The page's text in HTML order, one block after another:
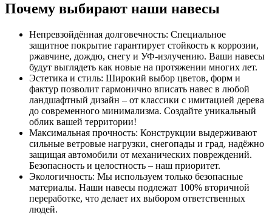
Почему выбирают наши навесы
Непревзойдённая долговечность: Специальное
защитное покрытие гарантирует стойкость к коррозии,
ржавчине, дождю, снегу и УФ-излучению. Ваши навесы
будут выглядеть как новые на протяжении многих лет.
Эстетика и стиль: Широкий выбор цветов, форм и
фактур позволит гармонично вписать навес в любой
ландшафтный дизайн – от классики с имитацией дерева
до современного минимализма. Создайте уникальный
облик вашей территории!
Максимальная прочность: Конструкции выдерживают
сильные ветровые нагрузки, снегопады и град, надёжно
защищая автомобили от механических повреждений.
Безопасность и целостность – наш приоритет.
Экологичность: Мы используем только безопасные
материалы. Наши навесы подлежат 100% вторичной
переработке, что делает их выбором ответственных
людей.